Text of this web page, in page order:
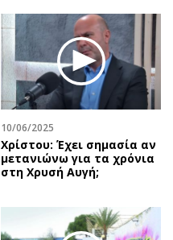
10/06/2025
Χρίστου: Έχει σημασία αν
μετανιώνω για τα χρόνια
στη Χρυσή Αυγή;